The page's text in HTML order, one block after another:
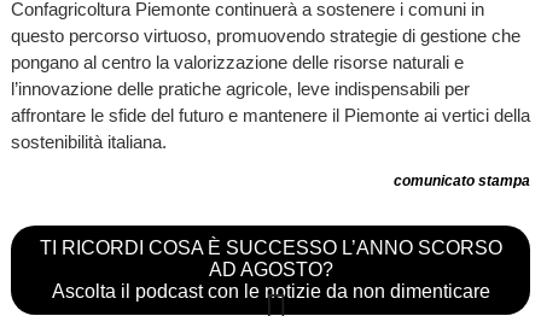
Confagricoltura Piemonte continuerà a sostenere i comuni in
questo percorso virtuoso, promuovendo strategie di gestione che
pongano al centro la valorizzazione delle risorse naturali e
l’innovazione delle pratiche agricole, leve indispensabili per
affrontare le sfide del futuro e mantenere il Piemonte ai vertici della
sostenibilità italiana.
comunicato stampa
TI RICORDI COSA È SUCCESSO L’ANNO SCORSO
AD AGOSTO?
Ascolta il podcast con le notizie da non dimenticare